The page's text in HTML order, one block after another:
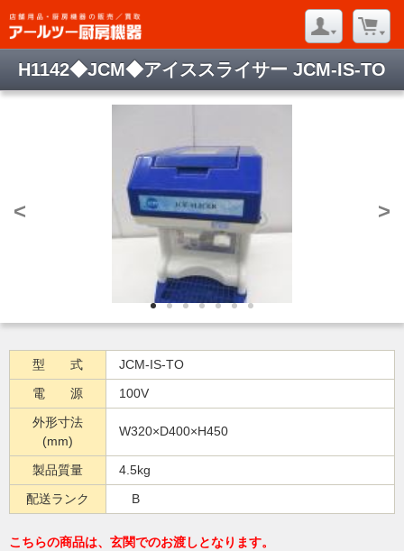
H1142◆JCM◆アイススライサー JCM-IS-TO
< >
型 式
JCM-IS-TO
電 源
100V
外形寸法
(mm)
W320×D400×H450
製品質量
4.5kg
配送ランク
B
こちらの商品は、玄関でのお渡しとなります。